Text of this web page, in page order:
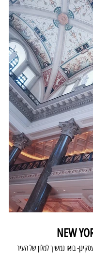
NEW
בואו נמשיך למלון של העיר